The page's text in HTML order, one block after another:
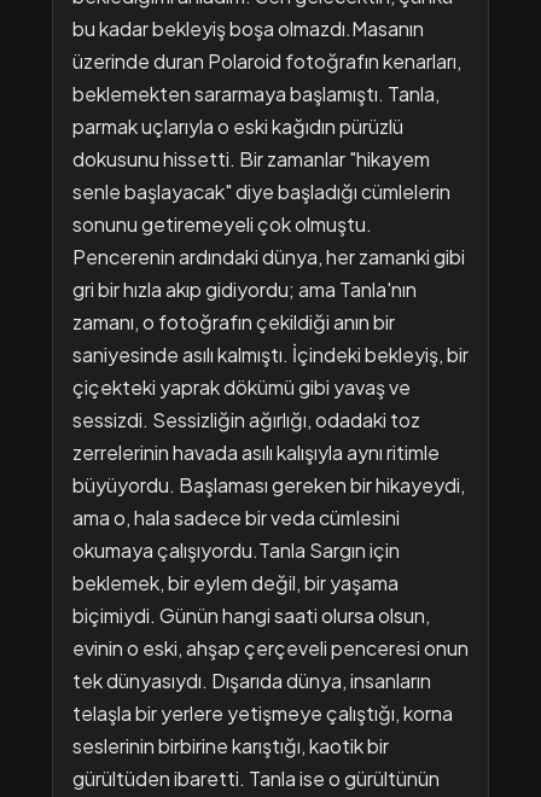
bu kadar bekleyiş boşa olmazdı.Masanın
üzerinde duran Polaroid fotoğrafın kenarları,
beklemekten sararmaya başlamıştı. Tanla,
parmak uçlarıyla o eski kağıdın pürüzlü
dokusunu hissetti. Bir zamanlar "hikayem
senle başlayacak" diye başladığı cümlelerin
sonunu getiremeyeli çok olmuştu.
Pencerenin ardındaki dünya, her zamanki gibi
gri bir hızla akıp gidiyordu; ama Tanla'nın
zamanı, o fotoğrafın çekildiği anın bir
saniyesinde asılı kalmıştı. İçindeki bekleyiş, bir
çiçekteki yaprak dökümü gibi yavaş ve
sessizdi. Sessizliğin ağırlığı, odadaki toz
zerrelerinin havada asılı kalışıyla aynı ritimle
büyüyordu. Başlaması gereken bir hikayeydi,
ama o, hala sadece bir veda cümlesini
okumaya çalışıyordu.Tanla Sargın için
beklemek, bir eylem değil, bir yaşama
biçimiydi. Günün hangi saati olursa olsun,
evinin o eski, ahşap çerçeveli penceresi onun
tek dünyasıydı. Dışarıda dünya, insanların
telaşla bir yerlere yetişmeye çalıştığı, korna
seslerinin birbirine karıştığı, kaotik bir
gürültüden ibaretti. Tanla ise o gürültünün